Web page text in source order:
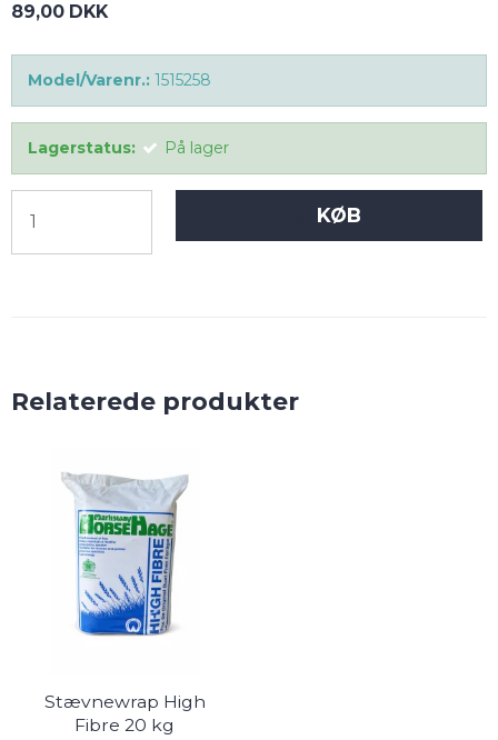
89,00 DKK
Model/Varenr.: 1515258
Lagerstatus: På lager
KØB
Relaterede produkter
Stævnewrap High
Fibre 20 kg